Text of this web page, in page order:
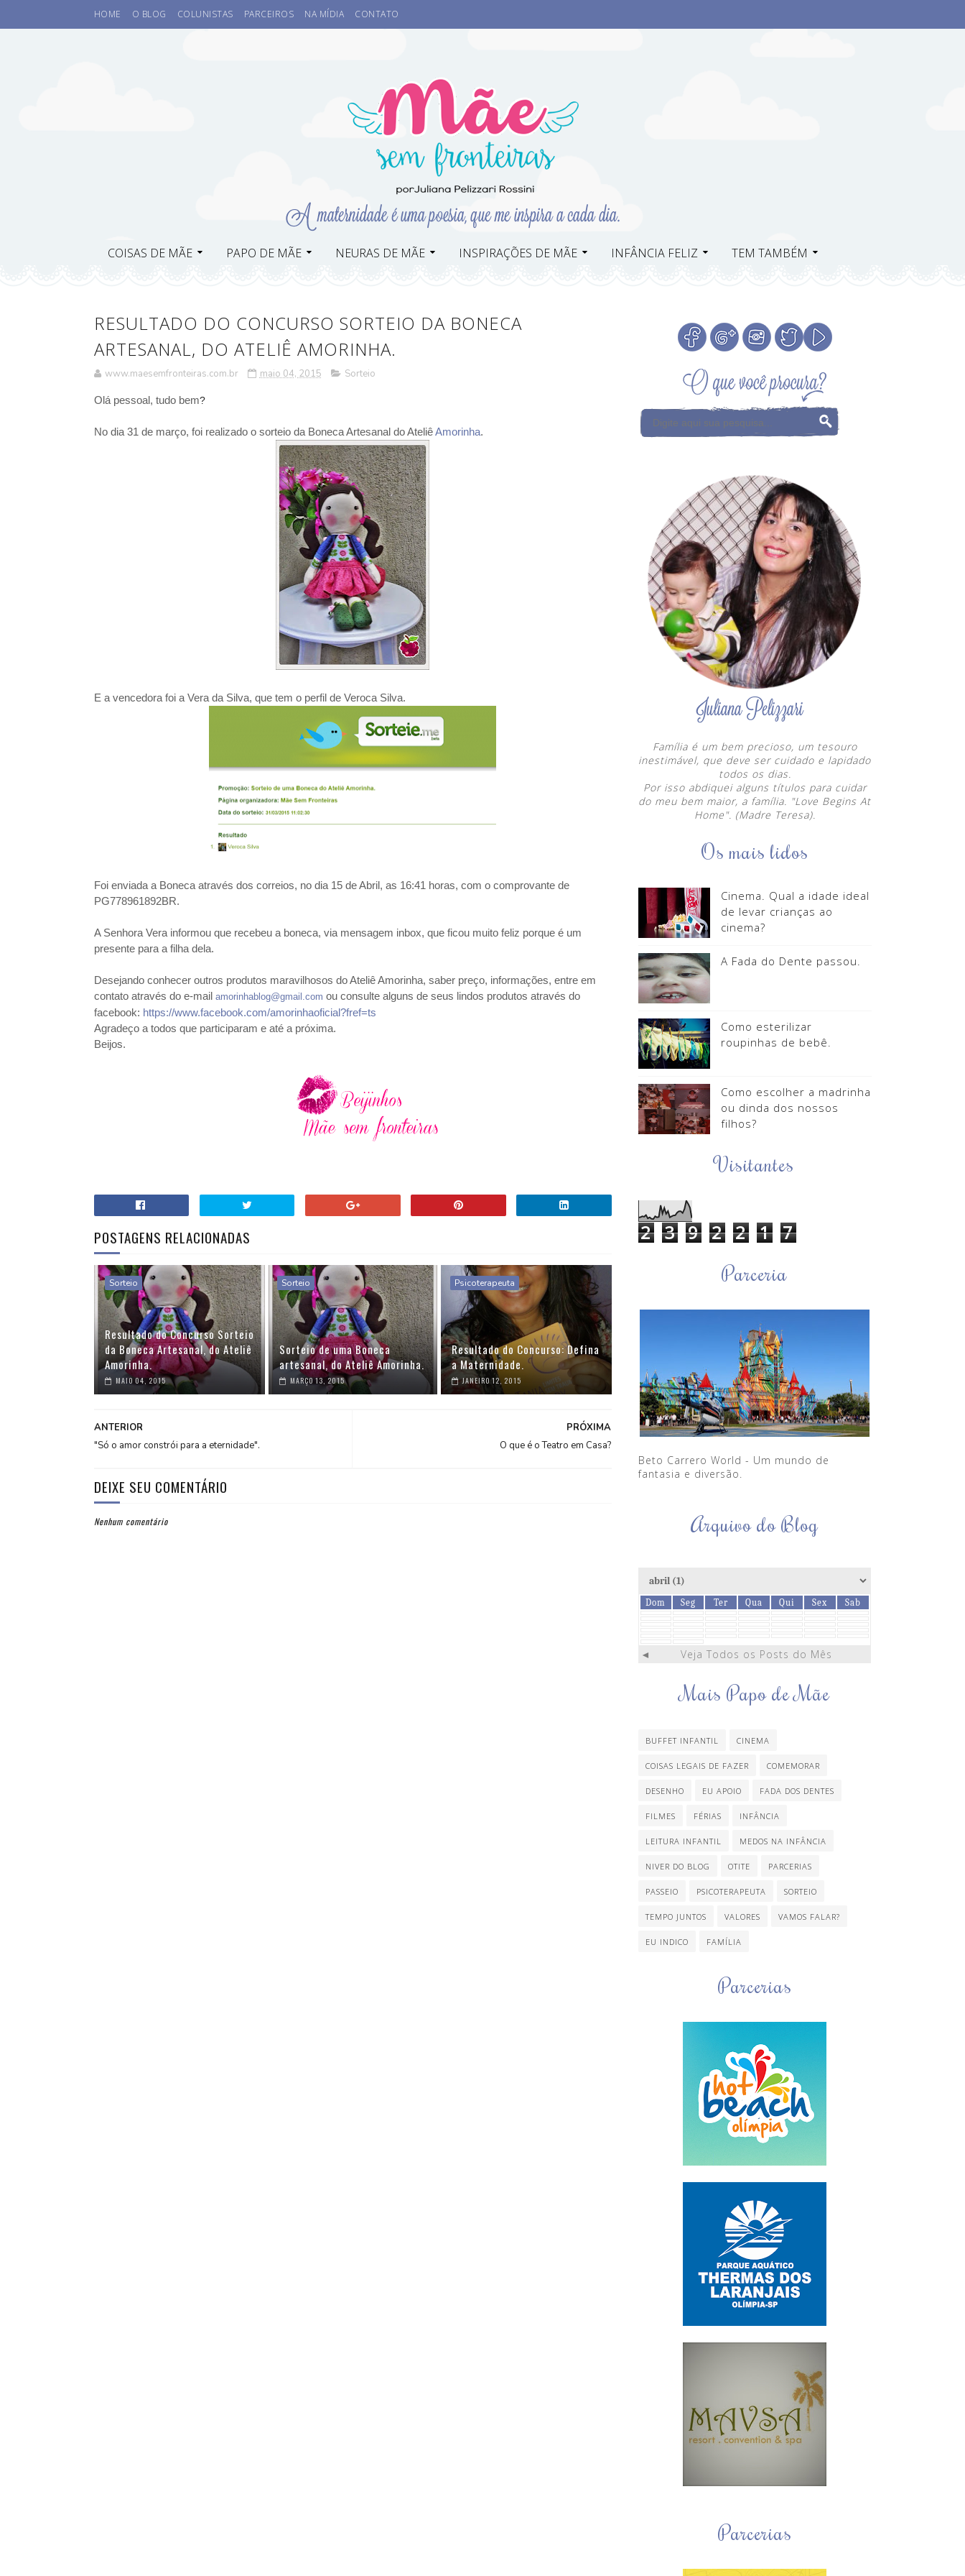
HOME O BLOG COLUNISTAS PARCEIROS NA MÍDIA CONTATO
COISAS DE MÃE PAPO DE MÃE NEURAS DE MÃE INSPIRAÇÕES DE MÃE INFÂNCIA FELIZ TEM TAMBÉM
RESULTADO DO CONCURSO SORTEIO DA BONECA
ARTESANAL, DO ATELIÊ AMORINHA.
www.maesemfronteiras.com.br maio 04, 2015 Sorteio
Olá pessoal, tudo bem?
No dia 31 de março, foi realizado o sorteio da Boneca Artesanal do AteliêAmorinha.
E a vencedora foi a Vera da Silva, que tem o perfil de Veroca Silva.
Foi enviada a Boneca através dos correios, no dia 15 de Abril, as 16:41 horas, com o comprovante de
PG778961892BR.
A Senhora Vera informou que recebeu a boneca, via mensagem inbox, que ficou muito feliz porque é um
presente para a filha dela.
Desejando conhecer outros produtos maravilhosos do Ateliê Amorinha, saber preço, informações, entre em
contato através do e-mail amorinhablog@gmail.com ou consulte alguns de seus lindos produtos através do
facebook: https://www.facebook.com/amorinhaoficial?fref=ts
Agradeço a todos que participaram e até a próxima.
Beijos.
POSTAGENS RELACIONADAS
Sorteio
Resultado do Concurso Sorteio
da Boneca Artesanal, do Ateliê
Amorinha.
MAIO 04, 2015
Sorteio
Sorteio de uma Boneca
artesanal, do Ateliê Amorinha.
MARÇO 13, 2015
Psicoterapeuta
Resultado do Concurso: Defina
a Maternidade.
JANEIRO 12, 2015
PRÓXIMA
O que é o Teatro em Casa?
ANTERIOR
"Só o amor constrói para a eternidade".
DEIXE SEU COMENTÁRIO
Nenhum comentário
Família é um bem precioso, um tesouro
inestimável, que deve ser cuidado e lapidado
todos os dias.
Por isso abdiquei alguns títulos para cuidar
do meu bem maior, a família. "Love Begins At
Home". (Madre Teresa).
Os mais lidos
Cinema. Qual a idade ideal
de levar crianças ao
cinema?
A Fada do Dente passou.
Como esterilizar
roupinhas de bebê.
Como escolher a madrinha
ou dinda dos nossos
filhos?
Visitantes
2 3 9 2 2 1 7
Parceria
Beto Carrero World - Um mundo de
fantasia e diversão.
Arquivo do Blog
Dom Seg Ter Qua Qui Sex Sab
◄ Veja Todos os Posts do Mês
Mais Papo de Mãe
BUFFET INFANTIL CINEMA
COISAS LEGAIS DE FAZER COMEMORAR
DESENHO EU APOIO FADA DOS DENTES
FILMES FÉRIAS INFÂNCIA
LEITURA INFANTIL MEDOS NA INFÂNCIA
NIVER DO BLOG OTITE PARCERIAS
PASSEIO PSICOTERAPEUTA SORTEIO
TEMPO JUNTOS VALORES VAMOS FALAR?
EU INDICO FAMÍLIA
Parcerias
Parcerias